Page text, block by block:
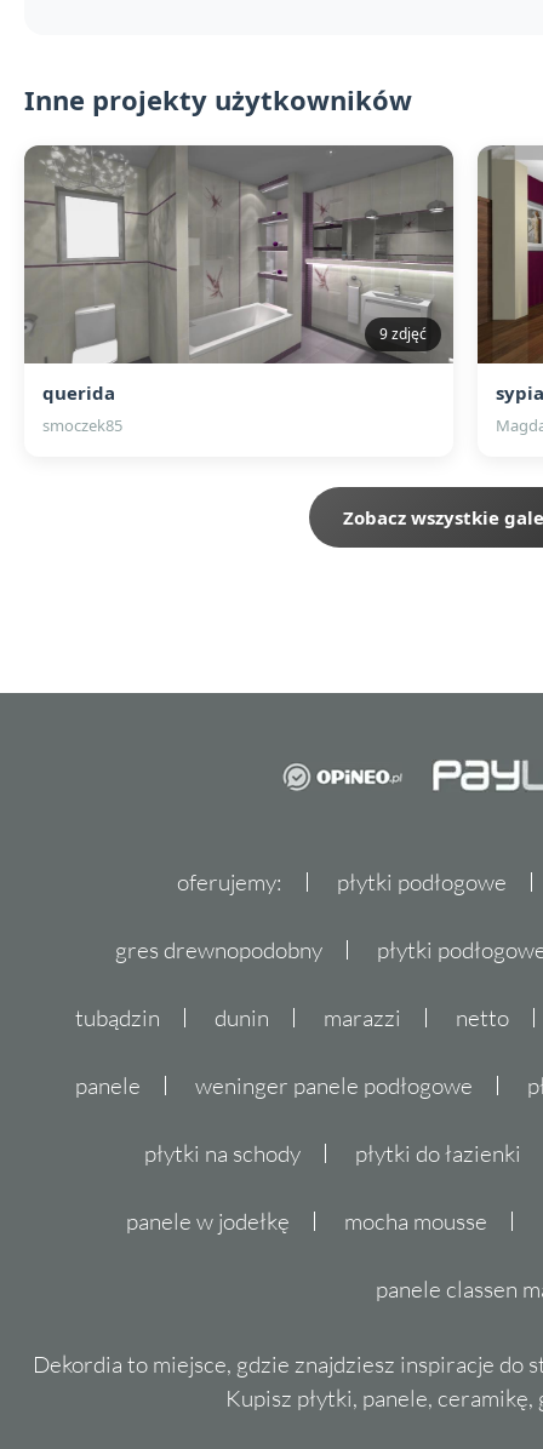
Inne projekty użytkowników
9 zdjęć
querida
smoczek85
Zobacz wszystkie
oferujemy: płytki podłogowe
gres drewnopodobny płytki
tubądzin dunin marazzi netto
panele weninger panele podłogowe
płytki na schody płytki do łazienki
panele w jodełkę mocha mousse
panele classen
Dekordia to miejsce, gdzie znajdziesz inspiracje do
Kupisz płytki, panele,